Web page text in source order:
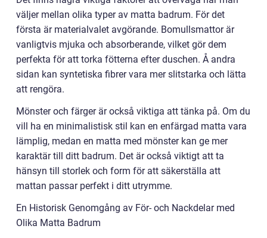
väljer mellan olika typer av matta badrum. För det
första är materialvalet avgörande. Bomullsmattor är
vanligtvis mjuka och absorberande, vilket gör dem
perfekta för att torka fötterna efter duschen. Å andra
sidan kan syntetiska fibrer vara mer slitstarka och lätta
att rengöra.
Mönster och färger är också viktiga att tänka på. Om du
vill ha en minimalistisk stil kan en enfärgad matta vara
lämplig, medan en matta med mönster kan ge mer
karaktär till ditt badrum. Det är också viktigt att ta
hänsyn till storlek och form för att säkerställa att
mattan passar perfekt i ditt utrymme.
En Historisk Genomgång av För- och Nackdelar med
Olika Matta Badrum